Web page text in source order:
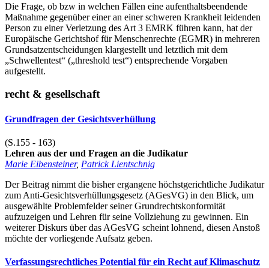
Die Frage, ob bzw in welchen Fällen eine aufenthaltsbeendende
Maßnahme gegenüber einer an einer schweren Krankheit leidenden
Person zu einer Verletzung des Art 3 EMRK führen kann, hat der
Europäische Gerichtshof für Menschenrechte (EGMR) in mehreren
Grundsatzentscheidungen klargestellt und letztlich mit dem
„Schwellentest“ („threshold test“) entsprechende Vorgaben
aufgestellt.
recht & gesellschaft
Grundfragen der Gesichtsverhüllung
(S.155 - 163)
Lehren aus der und Fragen an die Judikatur
Marie Eibensteiner, Patrick Lientschnig
Der Beitrag nimmt die bisher ergangene höchstgerichtliche Judikatur
zum Anti-Gesichtsverhüllungsgesetz (AGesVG) in den Blick, um
ausgewählte Problemfelder seiner Grundrechtskonformität
aufzuzeigen und Lehren für seine Vollziehung zu gewinnen. Ein
weiterer Diskurs über das AGesVG scheint lohnend, diesen Anstoß
möchte der vorliegende Aufsatz geben.
Verfassungsrechtliches Potential für ein Recht auf Klimaschutz